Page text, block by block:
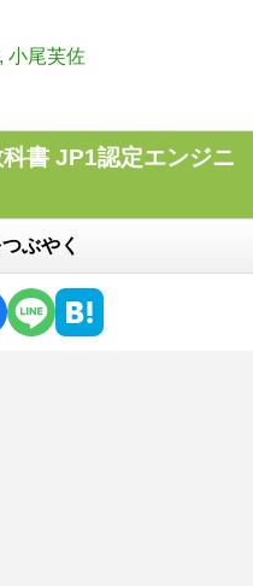
小尾芙佐
書 JP1認定エンジニ
ぶやく